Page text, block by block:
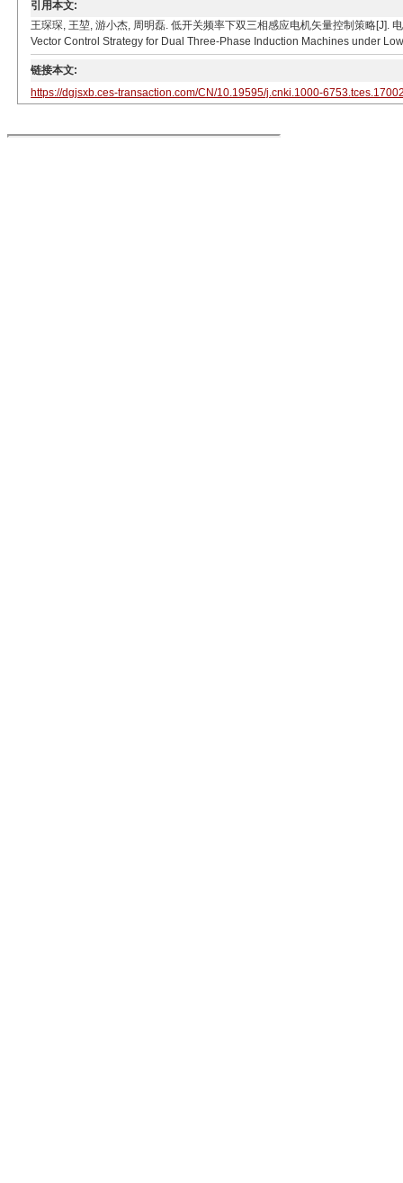
引用本文:
王琛琛, 王堃, 游小杰, 周明磊. 低开关频率下双三相感应电机矢量控制策略
Vector Control Strategy for Dual Three-Phase Induction Machines under
链接本文:
https://dgjsxb.ces-transaction.com/CN/10.19595/j.cnki.1000-